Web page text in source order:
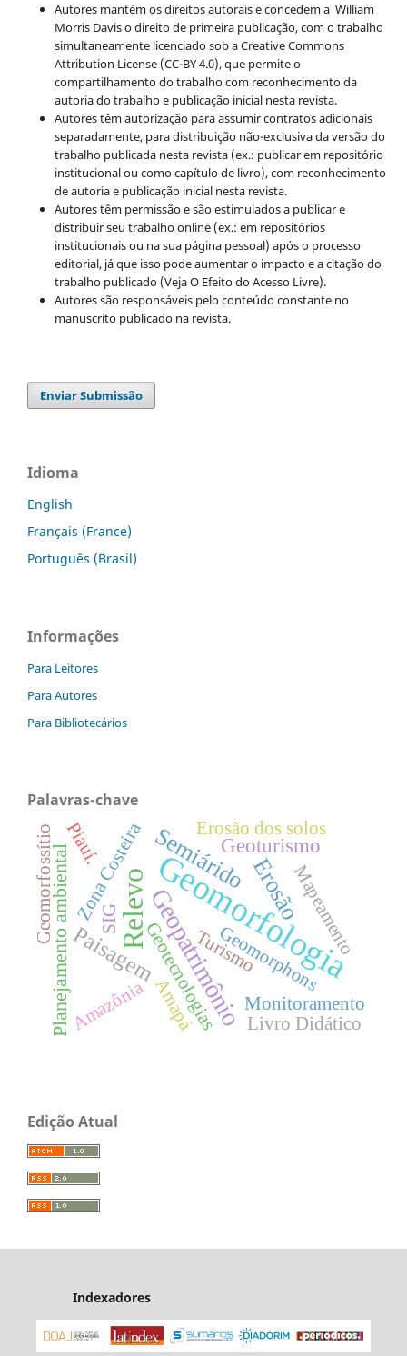
Autores mantém os direitos autorais e concedem a William
Morris Davis o direito de primeira publicação, com o trabalho
simultaneamente licenciado sob a Creative Commons
Attribution License (CC-BY 4.0), que permite o
compartilhamento do trabalho com reconhecimento da
autoria do trabalho e publicação inicial nesta revista.
Autores têm autorização para assumir contratos adicionais
separadamente, para distribuição não-exclusiva da versão do
trabalho publicada nesta revista (ex.: publicar em repositório
institucional ou como capítulo de livro), com reconhecimento
de autoria e publicação inicial nesta revista.
Autores têm permissão e são estimulados a publicar e
distribuir seu trabalho online (ex.: em repositórios
institucionais ou na sua página pessoal) após o processo
editorial, já que isso pode aumentar o impacto e a citação do
trabalho publicado (Veja O Efeito do Acesso Livre).
Autores são responsáveis pelo conteúdo constante no
manuscrito publicado na revista.
Enviar Submissão
Idioma
English
Français (France)
Português (Brasil)
Informações
Para Leitores
Para Autores
Para Bibliotecários
Palavras-chave
Geomorfologia
RelevoGeopatrimônio
SemiáridoErosão
Paisagem
Geoturismo
Planejamento ambiental Turismo Mapeamento
Geomorphons
Geotecnologias Monitoramento
Zona Costeira Erosão dos solos
AmazôniaAmapá Livro Didático
SIG
Geomorfossítio Piauí.
Edição Atual
Indexadores